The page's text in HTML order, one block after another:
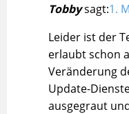
Tobbysagt:1.
Leider ist der
erlaubt schon
Veränderung
Update-
ausgegraut